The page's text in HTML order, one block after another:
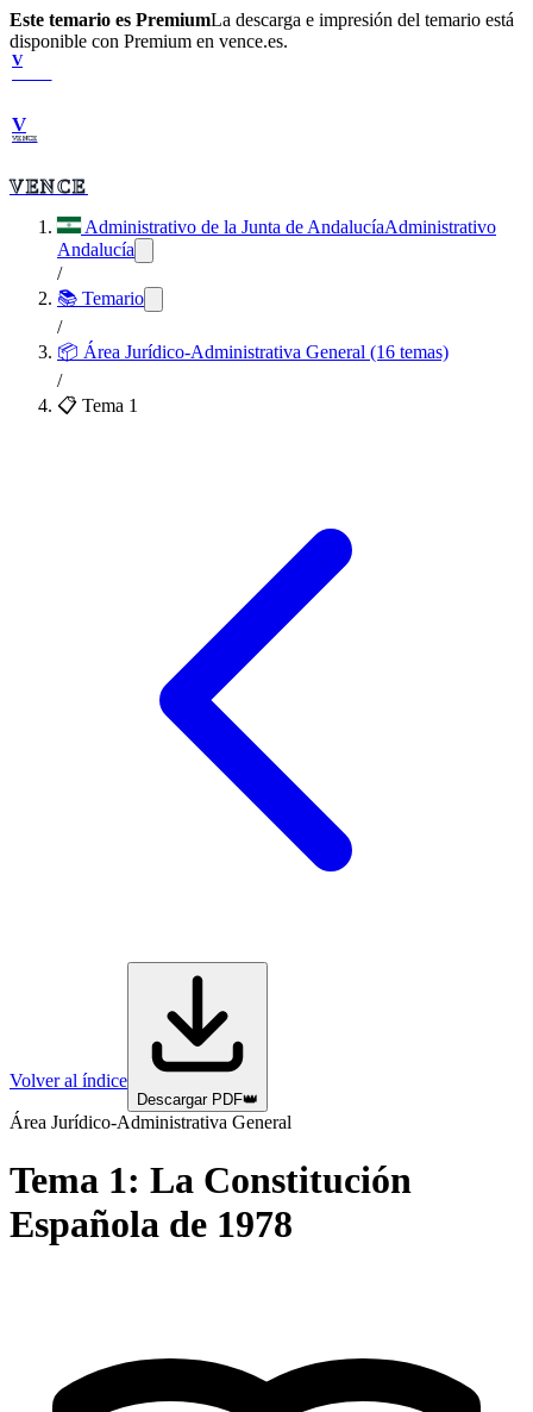
Este temario es PremiumLa descarga e impresión del temario está
disponible con Premium en vence.es.
V
V
VENCE
VENCE
Administrativo de la Junta de AndalucíaAdministrativo
Andalucía
/
📚 Temario
/
📦 Área Jurídico-Administrativa General (16 temas)
/
📋 Tema 1
Volver al índice
Descargar PDF👑
Área Jurídico-Administrativa General
Tema 1: La Constitución
Española de 1978